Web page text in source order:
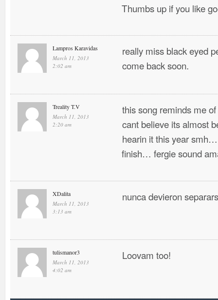
Thumbs up if you like
Lampros Karavidas
March 11, 2013
2:02 am
really miss black eyed
come back soon.
Treality T.V
March 11, 2013
2:20 am
this song reminds me
cant believe its almost
hearin it this year
finish… fergie sound
XDalita
March 11, 2013
3:13 am
nunca devieron
tulismanor3
March 11, 2013
4:02 am
Loovam too!